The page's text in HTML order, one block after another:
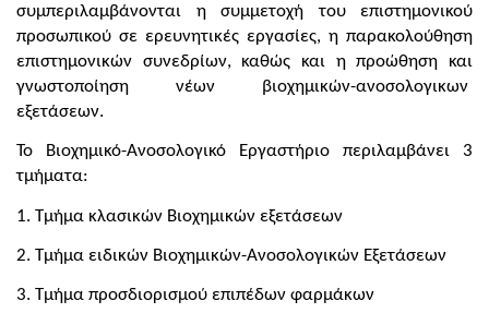
συμπεριλαμβάνονται η συμμετοχή του επιστημονικού
προσωπικού σε ερευνητικές εργασίες, η παρακολούθηση
επιστημονικών συνεδρίων, καθώς και η προώθηση και
γνωστοποίηση νέων βιοχημικών-ανοσολογικων
εξετάσεων.
Το Βιοχημικό-Ανοσολογικό Εργαστήριο περιλαμβάνει 3
τμήματα:
1. Τμήμα κλασικών Βιοχημικών εξετάσεων
2. Τμήμα ειδικών Βιοχημικών-Ανοσολογικών Εξετάσεων
3. Τμήμα προσδιορισμού επιπέδων φαρμάκων